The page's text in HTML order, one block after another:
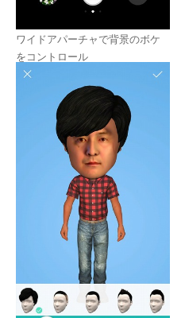
ワイドアパーチャで背景のボケ
をコントロール